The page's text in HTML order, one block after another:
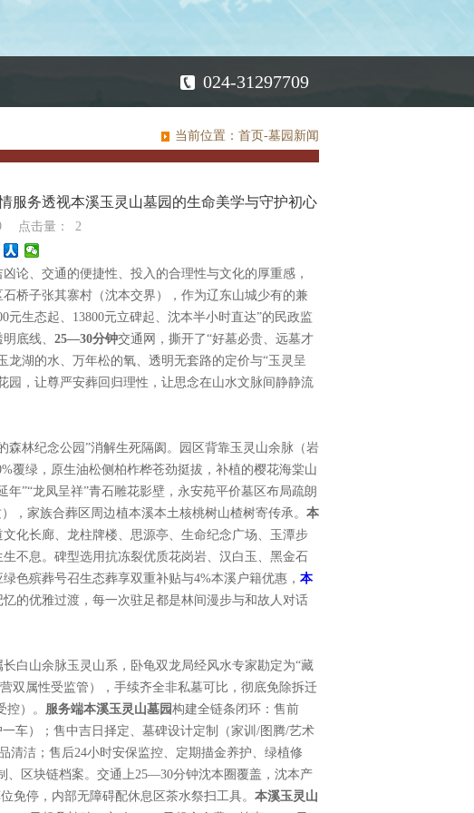
024-31297709
当前位置： 首页-墓园新闻
务透视本溪玉灵山墓园的生命美学与守护初心
点击量： 2
论、交通的便捷性、投入的合理性与文化的厚重感，
桥子张其寨村（沈本交界），作为辽东山城少有的兼
生态起、13800元立碑起、沈本半小时直达”的民政监
底线、 25—30分钟交通网，撕开了“好墓必贵、远墓才
龙湖的水、万年松的氧、透明无套路的定价与“玉灵呈
园，让尊严安葬回归理性，让思念在山水文脉间静静流
森林纪念公园”消解生死隔阂。园区背靠玉灵山余脉（岩
覆绿，原生油松侧柏柞桦苍劲挺拔，补植的樱花海棠山
”“龙凤呈祥”青石雕花影壁，永安苑平价墓区布局疏朗
，家族合葬区周边植本溪本土核桃树山楂树寄传承。 本
化长廊、龙柱牌楼、思源亭、生命纪念广场、玉潭步
不息。碑型选用抗冻裂优质花岗岩、汉白玉、黑金石
色殡葬号召生态葬享双重补贴与4%本溪户籍优惠， 本
的优雅过渡，每一次驻足都是林间漫步与和故人对话
白山余脉玉灵山系，卧龟双龙局经风水专家勘定为“藏
双属性受监管），手续齐全非私墓可比，彻底免除拆迁
）。 服务端本溪玉灵山墓园构建全链条闭环：售前
车）；售中吉日择定、墓碑设计定制（家训/图腾/艺术
清洁；售后24小时安保监控、定期描金养护、绿植修
、区块链档案。交通上25—30分钟沈本圈覆盖，沈本产
免停，内部无障碍配休息区茶水祭扫工具。 本溪玉灵山